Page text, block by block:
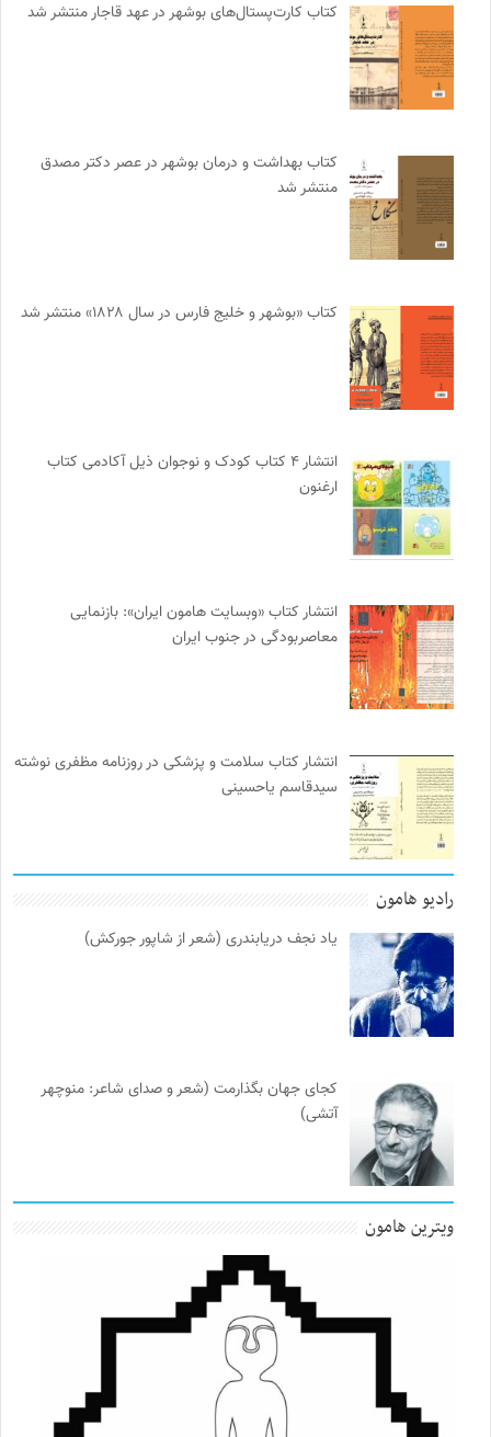
کتاب کارت‌پستال‌های بوشهر در عهد قاجار منتشر شد
کتاب بهداشت و درمان بوشهر در عصر دکتر مصدق
منتشر شد
کتاب «بوشهر و خلیج فارس در سال ۱۸۲۸» منتشر شد
انتشار ۴ کتاب کودک و نوجوان ذیل آکادمی کتاب
ارغنون
انتشار کتاب «وبسایت هامون ایران»: بازنمایی
معاصربودگی در جنوب ایران
انتشار کتاب سلامت و پزشکی در روزنامه مظفری نوشته
سیدقاسم یاحسینی
رادیو هامون
یاد نجف دریابندری (شعر از شاپور جورکش)
کجای جهان بگذارمت (شعر و صدای شاعر: منوچهر
آتشی)
ویترین هامون